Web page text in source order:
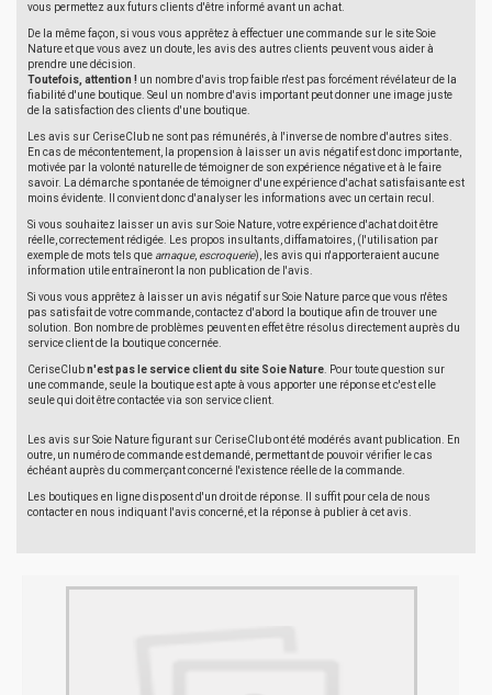
vous permettez aux futurs clients d'être informé avant un achat.
De la même façon, si vous vous apprêtez à effectuer une commande sur le site Soie
Nature et que vous avez un doute, les avis des autres clients peuvent vous aider à
prendre une décision.
Toutefois, attention ! un nombre d'avis trop faible n'est pas forcément révélateur de la
fiabilité d'une boutique. Seul un nombre d'avis important peut donner une image juste
de la satisfaction des clients d'une boutique.
Les avis sur CeriseClub ne sont pas rémunérés, à l'inverse de nombre d'autres sites.
En cas de mécontentement, la propension à laisser un avis négatif est donc importante,
motivée par la volonté naturelle de témoigner de son expérience négative et à le faire
savoir. La démarche spontanée de témoigner d'une expérience d'achat satisfaisante est
moins évidente. Il convient donc d'analyser les informations avec un certain recul.
Si vous souhaitez laisser un avis sur Soie Nature, votre expérience d'achat doit être
réelle, correctement rédigée. Les propos insultants, diffamatoires, (l'utilisation par
exemple de mots tels que arnaque, escroquerie), les avis qui n'apporteraient aucune
information utile entraîneront la non publication de l'avis.
Si vous vous apprêtez à laisser un avis négatif sur Soie Nature parce que vous n'êtes
pas satisfait de votre commande, contactez d'abord la boutique afin de trouver une
solution. Bon nombre de problèmes peuvent en effet être résolus directement auprès du
service client de la boutique concernée.
CeriseClubn'est pas le service client du site Soie Nature . Pour toute question sur
une commande, seule la boutique est apte à vous apporter une réponse et c'est elle
seule qui doit être contactée via son service client.
Les avis sur Soie Nature figurant sur CeriseClub ont été modérés avant publication. En
outre, un numéro de commande est demandé, permettant de pouvoir vérifier le cas
échéant auprès du commerçant concerné l'existence réelle de la commande.
Les boutiques en ligne disposent d'un droit de réponse. Il suffit pour cela de nous
contacter en nous indiquant l'avis concerné, et la réponse à publier à cet avis.